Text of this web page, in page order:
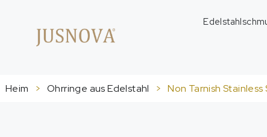
Heim > Ohrringe aus Edelstahl > Non Tarnish